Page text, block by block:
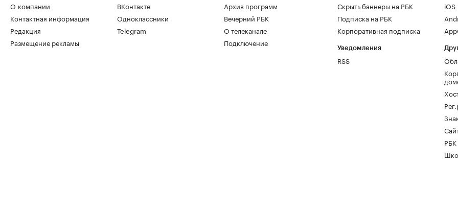
О компании
Контактная информация
Редакция
Размещение рекламы
ВКонтакте
Одноклассники
Telegram
Архив программ
Вечерний РБК
О телеканале
Подключение
Скрыть баннеры на РБК
Подписка на РБК
Корпоративная подписка
Уведомления
RSS
iOS